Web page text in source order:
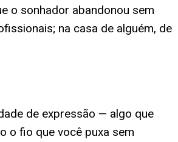
o sonhador abandonou sem
na casa de alguém, de
de expressão — algo que
o fio que você puxa sem